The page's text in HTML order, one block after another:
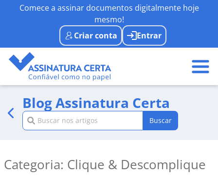
Comece a assinar documentos digitalmente hoje
mesmo!
Criar conta
Entrar
Blog Assinatura Certa
Buscar
Categoria: Clique & Descomplique